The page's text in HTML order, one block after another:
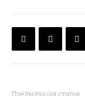
Предыдущая статья